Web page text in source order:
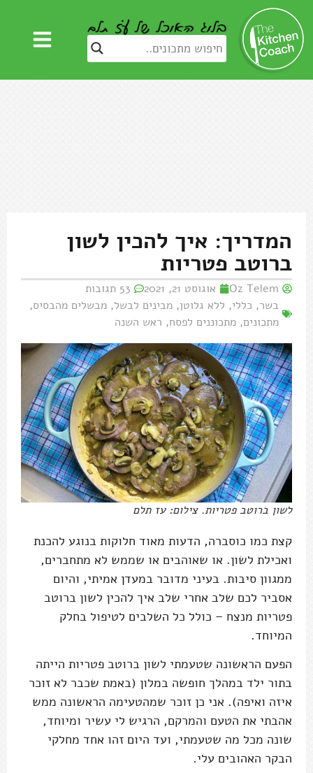
המדריך: איך להכין לשון
ברוטב פטריות
Oz Telem אוגוסט 21, 2021
53 תגובות
בשר, כללי, ללא גלוטן, מבינים לבשל, מבשלים מהבסיס,
מתכונים, מתכוננים לפסח, ראש השנה
לשון ברוטב פטריות. צילום: עז תלם
קצת כמו כוסברה, הדעות מאוד חלוקות בנוגע להכנת
ואכילת לשון. או שאוהבים או שממש לא מתחברים,
ממגוון סיבות. בעיני מדובר במעדן אמיתי, והיום
אסביר לכם שלב אחרי שלב איך להכין לשון ברוטב
פטריות מנצח – כולל כל השלבים לטיפול בחלק
המיוחד.
הפעם הראשונה שטעמתי לשון ברוטב פטריות הייתה
בתור ילד במהלך חופשה במלון (באמת שכבר לא זוכר
איזה ואיפה). אני כן זוכר שמהטעימה הראשונה ממש
אהבתי את הטעם והמרקם, הרגיש לי עשיר ומיוחד,
שונה מכל מה שטעמתי, ועד היום זהו אחד מחלקי
הבקר האהובים עלי.